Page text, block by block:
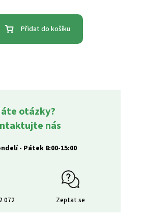
Přidat do košíku
otázky?
nás
- Pátek 8:00-15:00
072 Zeptat se